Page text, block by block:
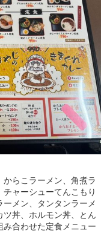
らこラーメン、角煮ラ
ャーシューてんこもり
メン、タンタンラーメ
ツ丼、ホルモン丼、とん
合わせた定食メニュー